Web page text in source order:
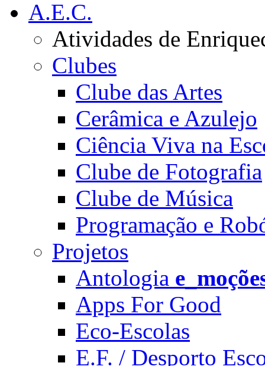
A.E.C.
Atividades de
Clubes
Clube das Artes
Cerâmica e Azulejo
Ciência Viva na
Clube de Fotografia
Clube de Música
Programação e
Projetos
Antologia
Apps For Good
Eco-Escolas
E.F. / Desporto